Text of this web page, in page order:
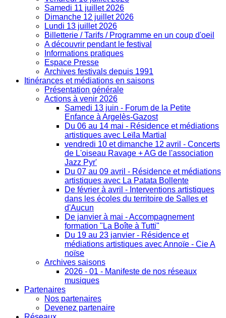
Samedi 11 juillet 2026
Dimanche 12 juillet 2026
Lundi 13 juillet 2026
Billetterie / Tarifs / Programme en un coup d'oeil
A découvrir pendant le festival
Informations pratiques
Espace Presse
Archives festivals depuis 1991
Itinérances et médiations en saisons
Présentation générale
Actions à venir 2026
Samedi 13 juin - Forum de la Petite
Enfance à Argelès-Gazost
Du 06 au 14 mai - Résidence et médiations
artistiques avec Leïla Martial
vendredi 10 et dimanche 12 avril - Concerts
de L'oiseau Ravage + AG de l'association
Jazz Pyr'
Du 07 au 09 avril - Résidence et médiations
artistiques avec La Patata Bollente
De février à avril - Interventions artistiques
dans les écoles du territoire de Salles et
d'Aucun
De janvier à mai - Accompagnement
formation "La Boîte à Tutti"
Du 19 au 23 janvier - Résidence et
médiations artistiques avec Annoïe - Cie A
noïse
Archives saisons
2026 - 01 - Manifeste de nos réseaux
musiques
Partenaires
Nos partenaires
Devenez partenaire